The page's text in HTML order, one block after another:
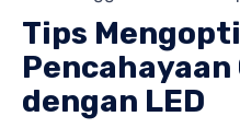
Tips
Pencahayaan
dengan LED